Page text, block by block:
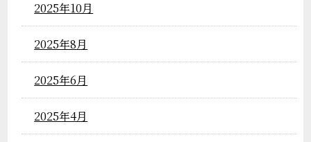
2025年10月
2025年8月
2025年6月
2025年4月